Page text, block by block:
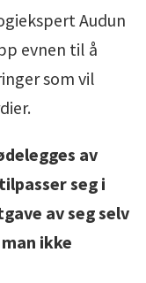
Audun
evnen til å
som vil
av
seg i
av seg selv
ikke